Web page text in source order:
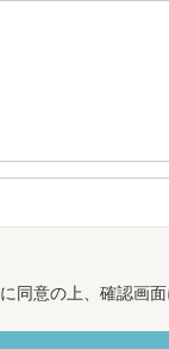
に同意の上、確認画面